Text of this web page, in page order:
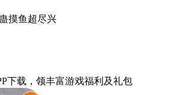
摸鱼超尽兴
下载 ，领丰富游戏福利 及礼包